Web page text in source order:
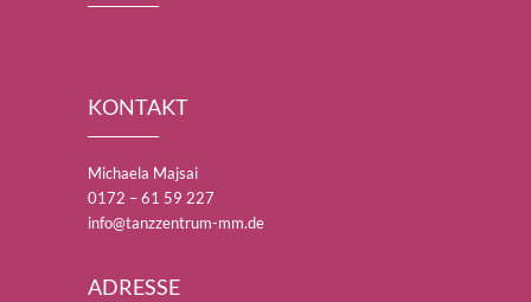
KONTAKT
Michaela Majsai
0172 – 61 59 227
info@tanzzentrum-mm.de
ADRESSE